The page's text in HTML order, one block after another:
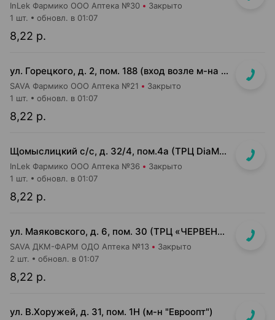
InLek Фармико ООО Аптека №30 Закрыто
8,22 р.
1 шт. обновл. в 01:07
ул. Горецкого, д. 2, пом. 188 (вход возле м-на Миля и Банка РРБ)
SAVA Фармико ООО Аптека №21 Закрыто
8,22 р.
1 шт. обновл. в 01:07
Щомыслицкий с/с, д. 32/4, пом.4а (ТРЦ DiaMond city, вход напротив магазина Маяк)
InLek Фармико ООО Аптека №36 Закрыто
8,22 р.
1 шт. обновл. в 01:07
ул. Маяковского, д. 6, пом. 30 (ТРЦ «ЧЕРВЕНСКИЙ» 1-й подземный этаж, вход напротив м-на Доктор Вет)
SAVA ДКМ-ФАРМ ОДО Аптека №13 Закрыто
8,22 р.
2 шт. обновл. в 01:07
ул. В.Хоружей, д. 31, пом. 1Н (м-н "Евроопт")